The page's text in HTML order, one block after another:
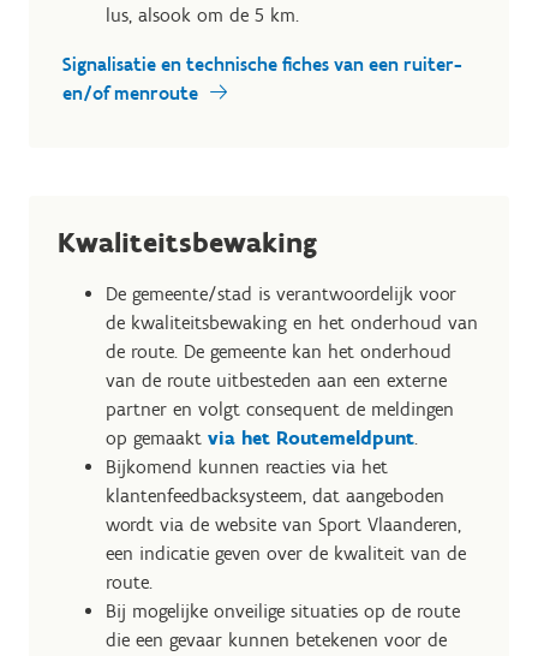
lus, alsook om de 5 km.
Signalisatie en technische fiches van een ruiter-
en/of menroute
Kwaliteitsbewaking
De gemeente/stad is verantwoordelijk voor
de kwaliteitsbewaking en het onderhoud van
de route. De gemeente kan het onderhoud
van de route uitbesteden aan een externe
partner en volgt consequent de meldingen
op gemaakt via het Routemeldpunt.
Bijkomend kunnen reacties via het
klantenfeedbacksysteem, dat aangeboden
wordt via de website van Sport Vlaanderen,
een indicatie geven over de kwaliteit van de
route.
Bij mogelijke onveilige situaties op de route
die een gevaar kunnen betekenen voor de